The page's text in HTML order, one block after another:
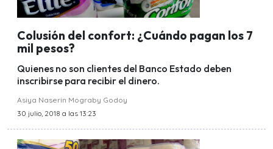
Colusión del confort: ¿Cuándo pagan los 7
mil pesos?
Quienes no son clientes del Banco Estado deben
inscribirse para recibir el dinero.
Asiya Naserin Mograby Godoy
30 julio, 2018 a las 13:23